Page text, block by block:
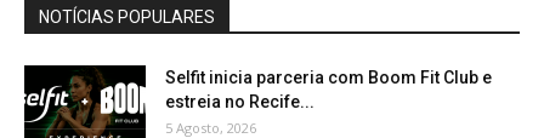
NOTÍCIAS POPULARES
Selfit inicia parceria com Boom Fit Club e
estreia no Recife...
5 Agosto, 2026